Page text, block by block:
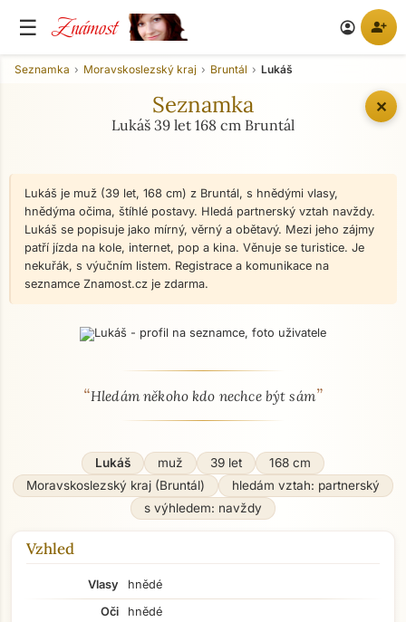
☰ Známost account_circle person_add
✕
Seznamka Moravskoslezský kraj Bruntál Lukáš
Seznamka
Lukáš 39 let 168 cm Bruntál
Lukáš je muž (39 let, 168 cm) z Bruntál, s hnědými vlasy,
hnědýma očima, štíhlé postavy. Hledá partnerský vztah navždy.
Lukáš se popisuje jako mírný, věrný a obětavý. Mezi jeho zájmy
patří jízda na kole, internet, pop a kina. Věnuje se turistice. Je
nekuřák, s výučním listem. Registrace a komunikace na
seznamce Znamost.cz je zdarma.
O mně - seznamka profil
“Hledám někoho kdo nechce být sám”
Lukáš muž 39 let
168 cm
Moravskoslezský kraj (Bruntál)
hledám vztah: partnerský
s výhledem: navždy
Vzhled
Vlasy
hnědé
Oči
hnědé